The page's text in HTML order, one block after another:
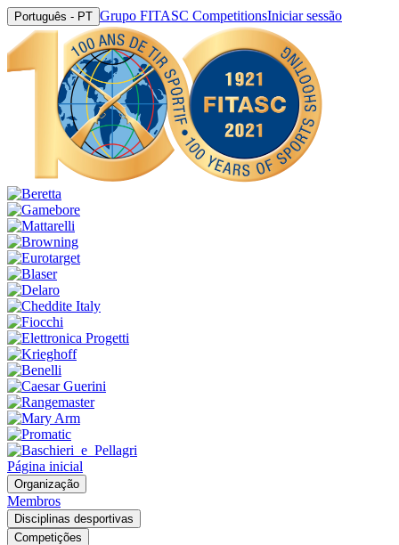
Português - PT Grupo FITASC CompetitionsIniciar sessão
Página inicial
Organização
Membros
Disciplinas desportivas
Competições